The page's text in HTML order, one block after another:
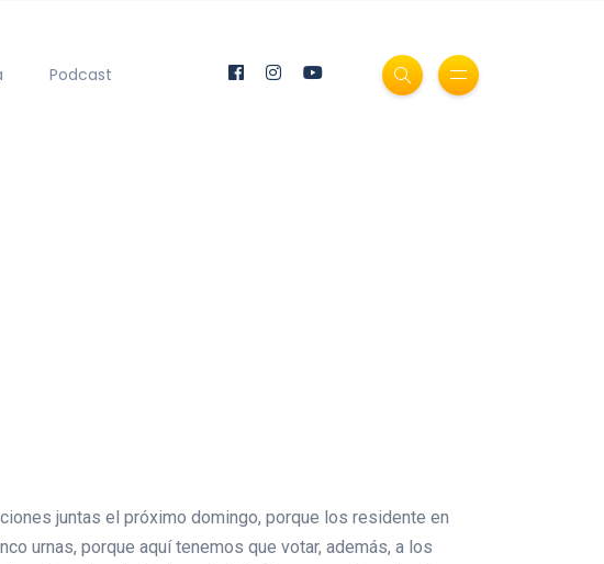
Podcast
juntas el próximo domingo, porque los residente en
urnas, porque aquí tenemos que votar, además, a los